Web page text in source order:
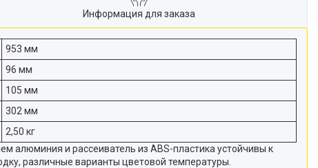
Информация для заказа
953 мм
96 мм
105 мм
302 мм
2,50 кг
алюминия и рассеиватель из ABS-пластика устойчивы к
различные варианты цветовой температуры.